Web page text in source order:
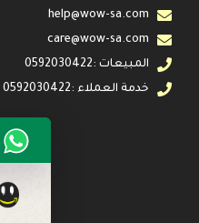
help@wow-sa.com
care@wow-sa.com
المبيعات :0592030422
خدمة العملاء :0592030422